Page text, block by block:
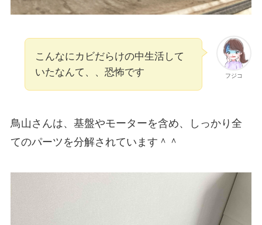
フジコ
こんなにカビだらけの中生活して
いたなんて、、恐怖です
鳥山さんは、基盤やモーターを含め、しっかり全
てのパーツを分解されています＾＾